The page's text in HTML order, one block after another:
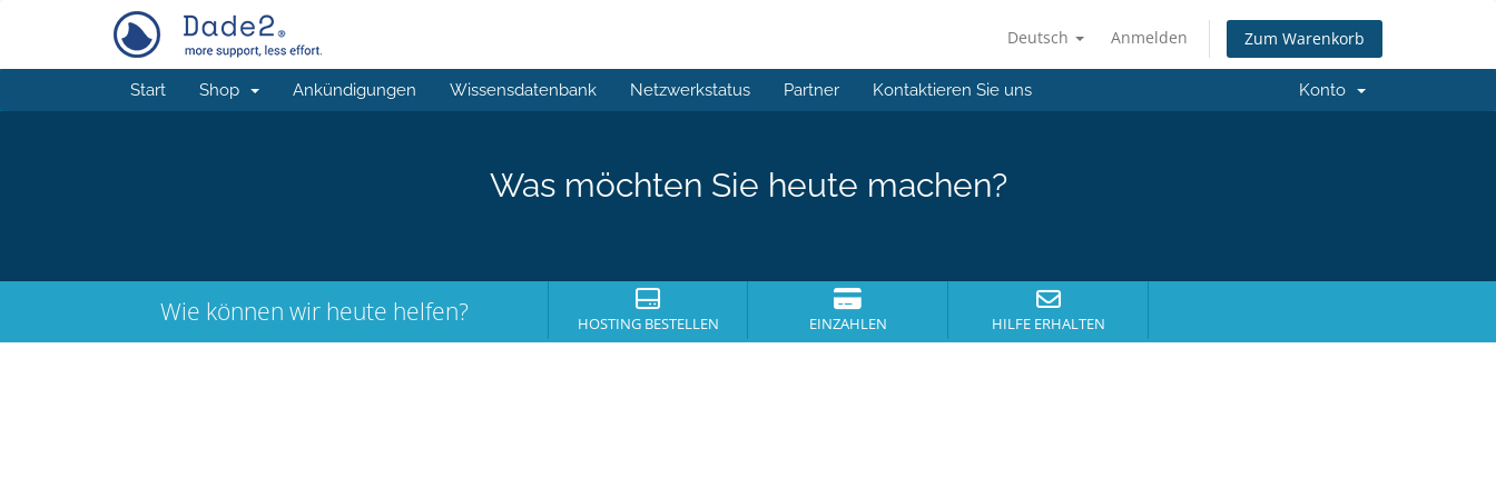
Deutsch Anmelden Zum Warenkorb
Start Shop Ankündigungen Wissensdatenbank Netzwerkstatus Partner Kontaktieren Sie uns Konto
Was möchten Sie heute machen?
Wie können wir heute helfen? HOSTING BESTELLEN EINZAHLEN HILFE ERHALTEN